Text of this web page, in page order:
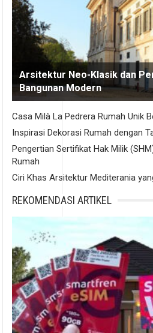
Arsitektur Neo-Klasik dan
Bangunan Modern
Casa Milà La Pedrera Rumah Unik
Inspirasi Dekorasi Rumah dengan
Pengertian Sertifikat Hak Milik
Rumah
Ciri Khas Arsitektur Mediterania
REKOMENDASI ARTIKEL